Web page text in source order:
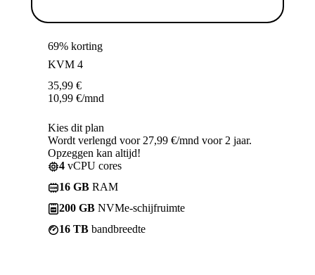
69% korting
KVM 4
35,99 €
10,99 €/mnd
Kies dit plan
Wordt verlengd voor 27,99 €/mnd voor 2 jaar.
Opzeggen kan altijd!
4 vCPU cores
16 GB RAM
200 GB NVMe-schijfruimte
16 TB bandbreedte